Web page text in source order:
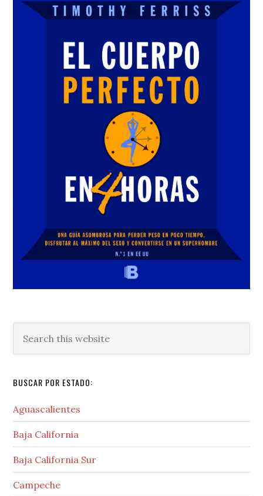
this
BUSCAR POR ESTADO:
Aguascalientes
Baja California
Baja California Sur
Campeche